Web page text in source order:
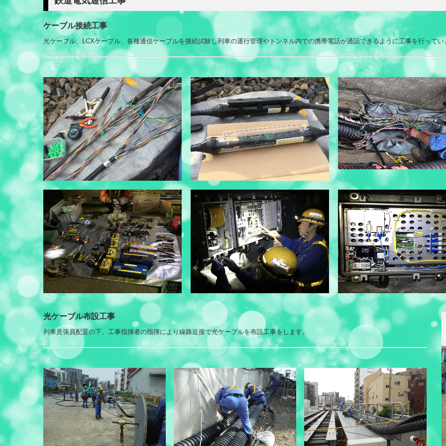
ケーブル接続工事
光ケーブル、LCXケーブル、各種通信ケーブルを接続試験し列車の運行管理やトンネル内での携帯電話が通話できるように工事を行ってい
光ケーブル布設工事
列車見張員配置の下、工事指揮者の指揮により線路近接で光ケーブルを布設工事をします。